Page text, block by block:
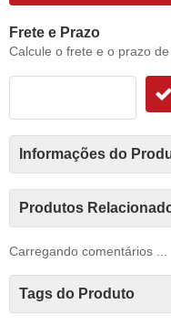
Frete e Prazo
Calcule o frete e o prazo
Informações do
Produtos
Carregando comentários ...
Tags do Produto